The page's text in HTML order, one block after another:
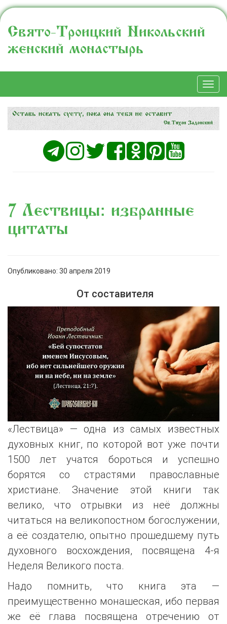
Свято-Троицкий Никольский
женский монастырь
7% «Лествицы»: избранные
цитаты
Опубликовано: 30 апреля 2019
От составителя
«Лествица» — одна из самых известных
духовных книг, по которой вот уже почти
1500 лет учатся бороться и успешно
борятся со страстями православные
христиане. Значение этой книги так
велико, что отрывки из неё должны
читаться на великопостном богослужении,
а её создателю, опытно прошедшему путь
духовного восхождения, посвящена 4-я
Неделя Великого поста.
Надо помнить, что книга эта —
преимущественно монашеская, ибо первая
же её глава посвящена отречению от